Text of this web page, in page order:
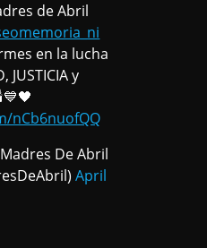
de Abril
en la lucha
JUSTICIA y
nCb6nuofQQ
De Abril
April